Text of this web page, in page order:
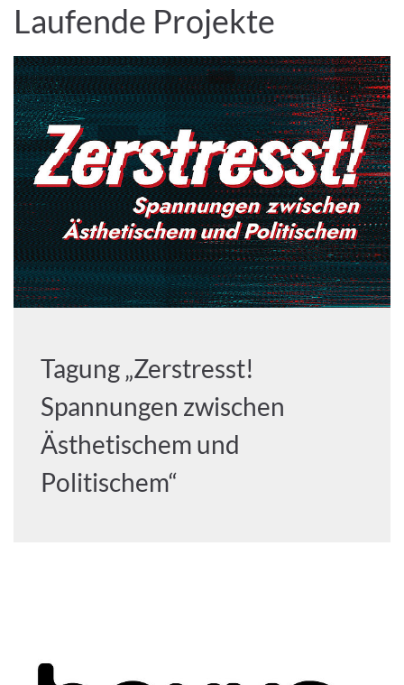
Laufende Projekte
Tagung „Zerstresst!
Spannungen zwischen
Ästhetischem und
Politischem“